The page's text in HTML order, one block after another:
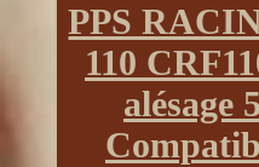
PPS
110
alésage